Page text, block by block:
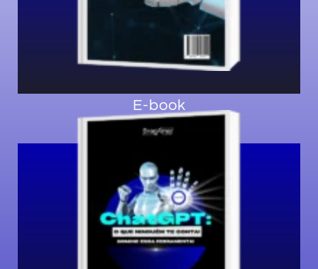
E-book
O FUTURO EMPREENDEDOR
Inteligência Artificial, ChatGPT e a Era da
Inovação. Esteja preparado para elevar seu
Domine essa ferramenta. Domine técnicas
avançadas de personalização e descubra
como tornar seus textos únicos e
genuínos com o ChatGPT.
Quero agora